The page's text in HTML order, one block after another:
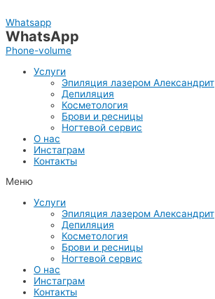
к
содержимому
Whatsapp
WhatsApp
Phone-volume
Услуги
Эпиляция лазером Александрит
Депиляция
Косметология
Брови и ресницы
Ногтевой сервис
О нас
Инстаграм
Контакты
Меню
Услуги
Эпиляция лазером Александрит
Депиляция
Косметология
Брови и ресницы
Ногтевой сервис
О нас
Инстаграм
Контакты